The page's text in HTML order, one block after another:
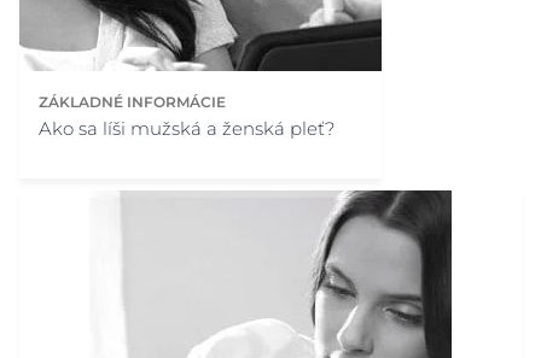
ZÁKLADNÉ INFORMÁCIE
Ako sa líši mužská a ženská pleť?